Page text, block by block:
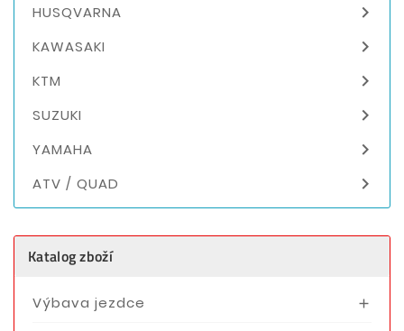
HUSQVARNA 
KAWASAKI 
KTM 
SUZUKI 
YAMAHA 
ATV / QUAD 
Katalog zboží
Výbava jezdce 